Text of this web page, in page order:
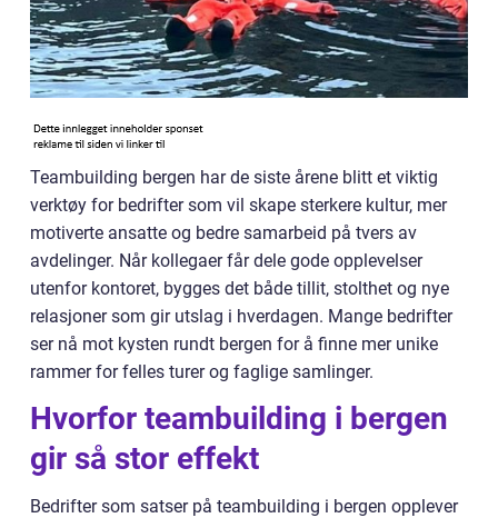
Teambuilding bergen har de siste årene blitt et viktig
verktøy for bedrifter som vil skape sterkere kultur, mer
motiverte ansatte og bedre samarbeid på tvers av
avdelinger. Når kollegaer får dele gode opplevelser
utenfor kontoret, bygges det både tillit, stolthet og nye
relasjoner som gir utslag i hverdagen. Mange bedrifter
ser nå mot kysten rundt bergen for å finne mer unike
rammer for felles turer og faglige samlinger.
Hvorfor teambuilding i bergen
gir så stor effekt
Bedrifter som satser på teambuilding i bergen opplever